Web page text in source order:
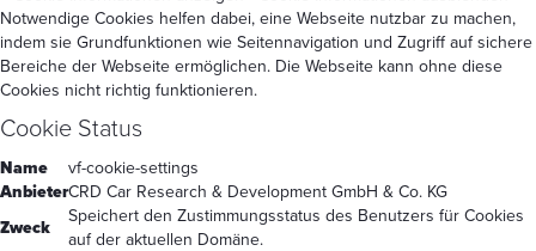
Notwendige Cookies helfen dabei, eine Webseite nutzbar zu machen,
indem sie Grundfunktionen wie Seitennavigation und Zugriff auf sichere
Bereiche der Webseite ermöglichen. Die Webseite kann ohne diese
Cookies nicht richtig funktionieren.
Cookie Status
Name
vf-cookie-settings
AnbieterCRD Car Research & Development GmbH & Co. KG
Zweck
Speichert den Zustimmungsstatus des Benutzers für Cookies
auf der aktuellen Domäne.